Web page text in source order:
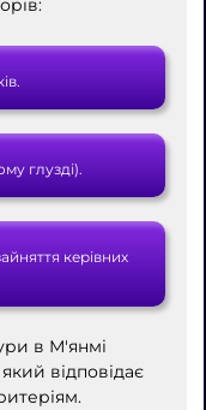
глузді).
керівних
в М'янмі
відповідає